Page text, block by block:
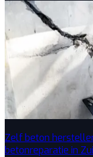
Zelf beton
betonreparatie in